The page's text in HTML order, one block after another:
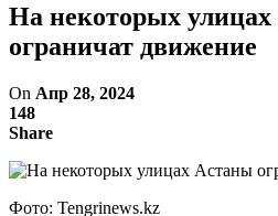
На некоторых
ограничат движение
On Апр 28, 2024
148
Share
Фото: Tengrinews.kz